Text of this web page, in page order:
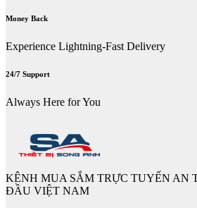
Money Back
Experience Lightning-Fast Delivery
24/7 Support
Always Here for You
KÊNH MUA SẮM TRỰC TUYẾN AN
ĐẦU VIỆT NAM